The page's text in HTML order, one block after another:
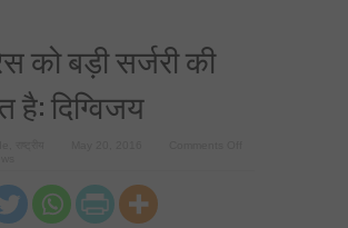
को बड़ी सर्जरी की
है: दिग्विजय